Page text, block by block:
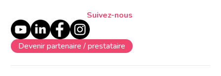
Suivez-nous
Devenir partenaire / prestataire